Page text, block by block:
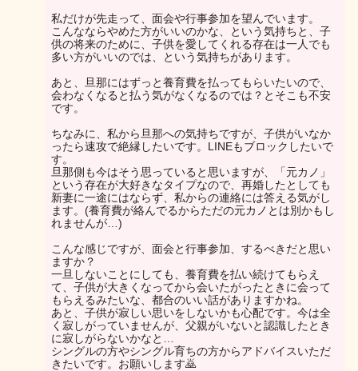
私だけが先走って、面会や行事参加を望んでいます。
こんなならやめた方がいいのかな、という気持ちと、子
供の将来のために、子供を愛してくれる存在は一人でも
多い方がいいのでは、という気持ちがあります。
あと、旦那にはずっと養育費を払ってもらいたいので、
会わなくなると払う気がなくなるのでは？とそこも不安
です。
ちなみに、私から旦那への気持ちですが、子供がいなか
ったら速攻で絶縁したいです。LINEもブロックしたいで
す。
旦那側も今はそう思っていると思いますが、「元カノ」
という存在が大好きなタイプなので、再婚したとしても
新妻に一途にはならず、私からの連絡には答える気がし
ます。(養育費が絡んでるからただの元カノとは別かもし
れませんが…)
こんな感じですが、面会と行事参加、するべきだと思い
ますか？
一旦しないことにしても、養育費を払い続けてもらえ
て、子供が大きくなってから会いたがったときに会って
もらえるみたいな、都合のいい話がありますかね。
あと、子供が寂しい思いをしないかも心配です。今は全
く寂しがっていませんが、父親がいないと認識したとき
に寂しがらないかなと…
シングルの方やシングル育ちの方からアドバイスいただ
きたいです。お願いします🙇